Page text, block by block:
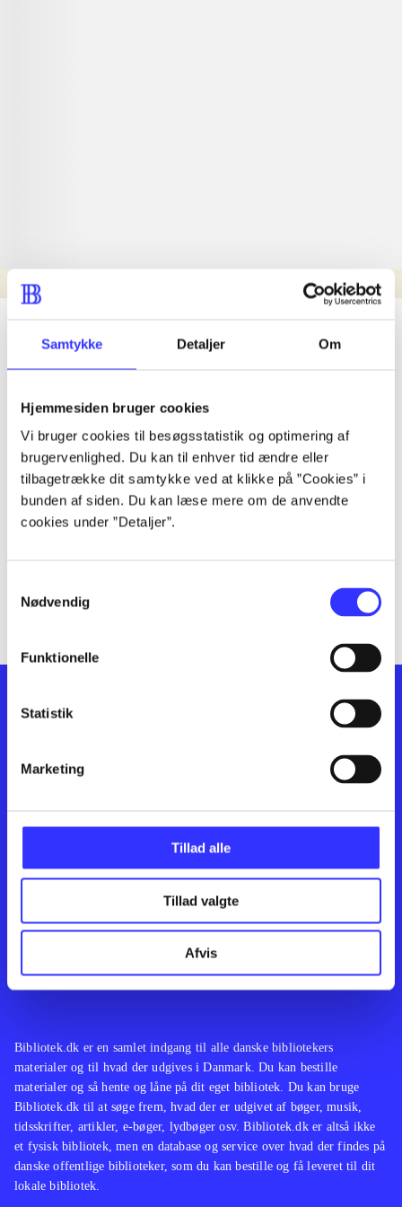
Samtykke Detaljer Om
Hjemmesiden bruger cookies
Vi bruger cookies til besøgsstatistik og optimering af
brugervenlighed. Du kan til enhver tid ændre eller
tilbagetrække dit samtykke ved at klikke på ”Cookies” i
bunden af siden. Du kan læse mere om de anvendte
cookies under ”Detaljer”.
Nødvendig
Funktionelle
Statistik
Marketing
Tillad alle
Tillad valgte
Afvis
Nyhed
lorem ipsum dolor sit amet ...
lorem ipsum dolor sit amet ...
lorem ipsum dolor sit amet ...
lorem ipsum dolor sit amet ...
lorem ipsum dolor sit amet ...
lorem ipsum dolor sit amet ...
lorem ipsum dolor sit amet ...
Feedback
Bibliotek.dk er en samlet indgang til alle danske bibliotekers
materialer og til hvad der udgives i Danmark. Du kan bestille
materialer og så hente og låne på dit eget bibliotek. Du kan bruge
Bibliotek.dk til at søge frem, hvad der er udgivet af bøger, musik,
tidsskrifter, artikler, e-bøger, lydbøger osv. Bibliotek.dk er altså ikke
et fysisk bibliotek, men en database og service over hvad der findes på
danske offentlige biblioteker, som du kan bestille og få leveret til dit
lokale bibliotek.
Kontakt os
English
Artikler
Film
Musik
Noder